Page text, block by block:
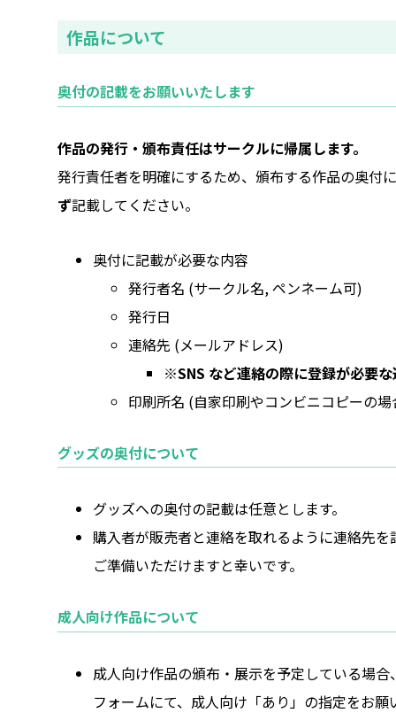
作品について
奥付の記載をお願いいたします
作品の発行・頒布責任はサークルに帰属します。
発行責任者を明確にするため、頒布する作品の奥付
ず記載してください。
奥付に記載が必要な内容
発行者名 (サークル名, ペンネーム可)
発行日
連絡先 (メールアドレス)
※SNS など連絡の際に登録が必要な
印刷所名 (自家印刷やコンビニコピーの
グッズの奥付について
グッズへの奥付の記載は任意とします。
購入者が販売者と連絡を取れるように連絡先
ご準備いただけますと幸いです。
成人向け作品について
成人向け作品の頒布・展示を予定している場
フォームにて、成人向け「あり」の指定をお願